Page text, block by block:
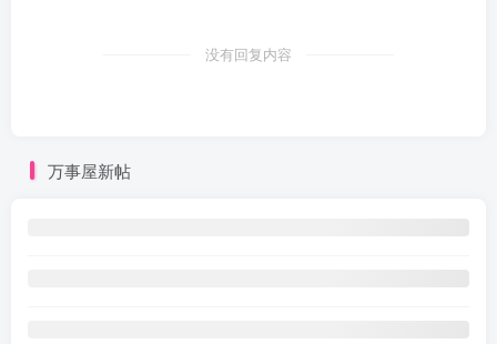
没有回复内容
万事屋新帖